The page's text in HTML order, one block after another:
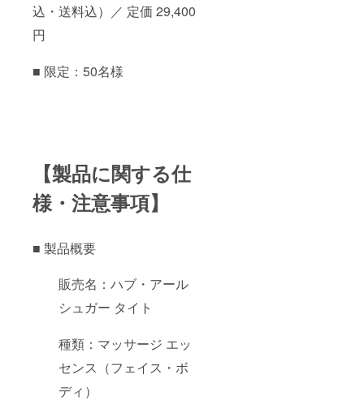
込・送料込）／ 定価 29,400
円
■ 限定：50名様
【製品に関する仕
様・注意事項】
■ 製品概要
販売名：ハブ・アール
シュガー タイト
種類：マッサージ エッ
センス（フェイス・ボ
ディ）